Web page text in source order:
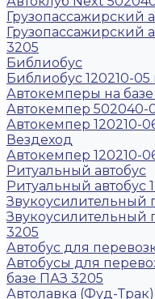
Грузопассажирский
Грузопассажирский
3205
Библиобус
Библиобус 120210-
Автокемперы на
Автокемпер 502040-
Автокемпер 120210-
Вездеход
Автокемпер 120210-
Ритуальный автобус
Ритуальный автобус
Звукоусилительный
Звукоусилительный
3205
Автобус для
Автобусы для
базе ПАЗ 3205
Автолавка (Фуд-Трак)